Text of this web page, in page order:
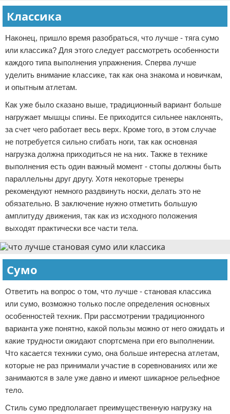
Классика
Наконец, пришло время разобраться, что лучше - тяга сумо
или классика? Для этого следует рассмотреть особенности
каждого типа выполнения упражнения. Сперва лучше
уделить внимание классике, так как она знакома и новичкам,
и опытным атлетам.
Как уже было сказано выше, традиционный вариант больше
нагружает мышцы спины. Ее приходится сильнее наклонять,
за счет чего работает весь верх. Кроме того, в этом случае
не потребуется сильно сгибать ноги, так как основная
нагрузка должна приходиться не на них. Также в технике
выполнения есть один важный момент - стопы должны быть
параллельны друг другу. Хотя некоторые тренеры
рекомендуют немного раздвинуть носки, делать это не
обязательно. В заключение нужно отметить большую
амплитуду движения, так как из исходного положения
выходят практически все части тела.
Сумо
Ответить на вопрос о том, что лучше - становая классика
или сумо, возможно только после определения основных
особенностей техник. При рассмотрении традиционного
варианта уже понятно, какой пользы можно от него ожидать и
какие трудности ожидают спортсмена при его выполнении.
Что касается техники сумо, она больше интересна атлетам,
которые не раз принимали участие в соревнованиях или же
занимаются в зале уже давно и имеют шикарное рельефное
тело.
Стиль сумо предполагает преимущественную нагрузку на